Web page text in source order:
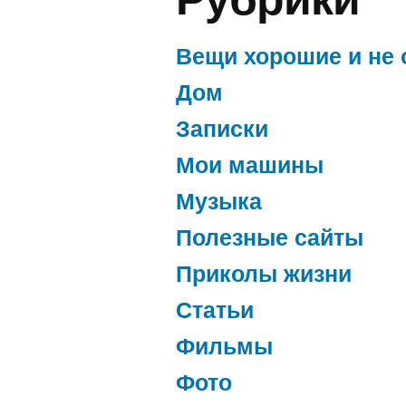
Вещи хорошие и не
Дом
Записки
Мои машины
Музыка
Полезные сайты
Приколы жизни
Статьи
Фильмы
Фото